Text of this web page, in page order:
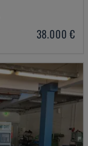
38.000 €